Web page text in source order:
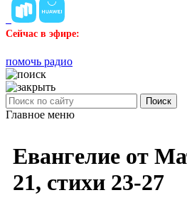
Сейчас в эфире:
помочь радио
Поиск
Главное меню
Евангелие от
21, стихи 23-27